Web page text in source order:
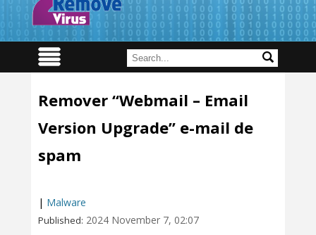
Remover “Webmail – Email
Version Upgrade” e-mail de
spam
| Malware
Published: 2024 November 7, 02:07